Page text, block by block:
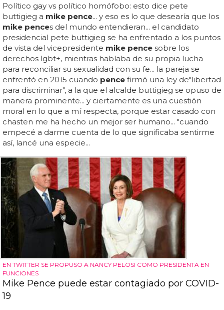
Político gay vs político homófobo: esto dice pete
buttigieg a mike pence... y eso es lo que desearía que los
mike pences del mundo entendieran... el candidato
presidencial pete buttigieg se ha enfrentado a los puntos
de vista del vicepresidente mike pence sobre los
derechos lgbt+, mientras hablaba de su propia lucha
para reconciliar su sexualidad con su fe... la pareja se
enfrentó en 2015 cuando pence firmó una ley de"libertad
para discriminar", a la que el alcalde buttigieg se opuso de
manera prominente... y ciertamente es una cuestión
moral en lo que a mí respecta, porque estar casado con
chasten me ha hecho un mejor ser humano... "cuando
empecé a darme cuenta de lo que significaba sentirme
así, lancé una especie...
EN TWITTER SE PROPUSO A NANCY PELOSI COMO PRESIDENTA EN
FUNCIONES
Mike Pence puede estar contagiado por COVID-
19